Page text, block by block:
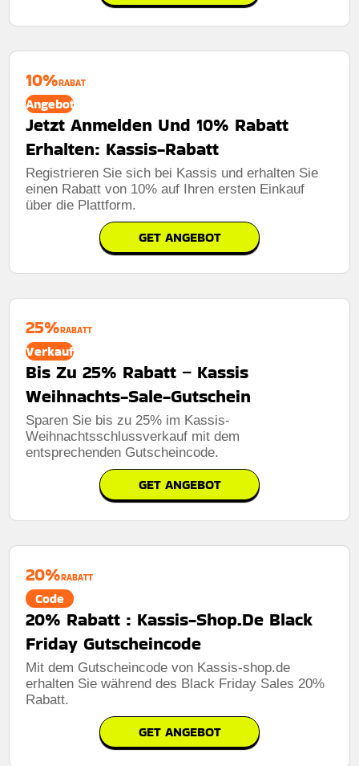
10%RABAT
Angebot
Jetzt Anmelden Und 10% Rabatt
Erhalten: Kassis-Rabatt
Registrieren Sie sich bei Kassis und erhalten Sie
einen Rabatt von 10% auf Ihren ersten Einkauf
über die Plattform.
GET ANGEBOT
25%RABATT
Verkauf
Bis Zu 25% Rabatt – Kassis
Weihnachts-Sale-Gutschein
Sparen Sie bis zu 25% im Kassis-
Weihnachtsschlussverkauf mit dem
entsprechenden Gutscheincode.
GET ANGEBOT
20%RABATT
Code
20% Rabatt : Kassis-Shop.De Black
Friday Gutscheincode
Mit dem Gutscheincode von Kassis-shop.de
erhalten Sie während des Black Friday Sales 20%
Rabatt.
GET ANGEBOT